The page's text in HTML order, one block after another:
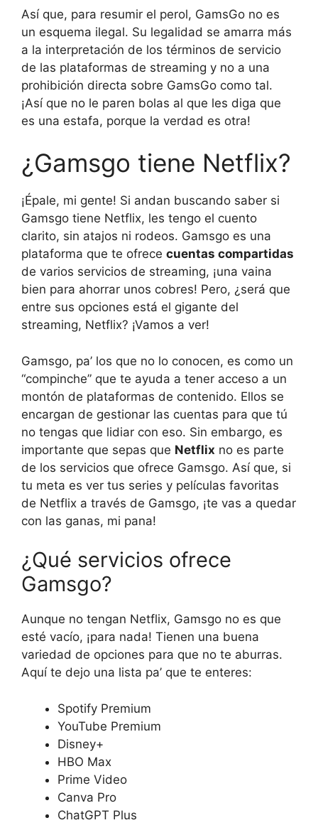
Así que, para resumir el perol, GamsGo no es
un esquema ilegal. Su legalidad se amarra más
a la interpretación de los términos de servicio
de las plataformas de streaming y no a una
prohibición directa sobre GamsGo como tal.
¡Así que no le paren bolas al que les diga que
es una estafa, porque la verdad es otra!
¿Gamsgo tiene Netflix?
¡Épale, mi gente! Si andan buscando saber si
Gamsgo tiene Netflix, les tengo el cuento
clarito, sin atajos ni rodeos. Gamsgo es una
plataforma que te ofrece cuentas compartidas
de varios servicios de streaming, ¡una vaina
bien para ahorrar unos cobres! Pero, ¿será que
entre sus opciones está el gigante del
streaming, Netflix? ¡Vamos a ver!
Gamsgo, pa’ los que no lo conocen, es como un
“compinche” que te ayuda a tener acceso a un
montón de plataformas de contenido. Ellos se
encargan de gestionar las cuentas para que tú
no tengas que lidiar con eso. Sin embargo, es
importante que sepas que Netflix no es parte
de los servicios que ofrece Gamsgo. Así que, si
tu meta es ver tus series y películas favoritas
de Netflix a través de Gamsgo, ¡te vas a quedar
con las ganas, mi pana!
¿Qué servicios ofrece
Gamsgo?
Aunque no tengan Netflix, Gamsgo no es que
esté vacío, ¡para nada! Tienen una buena
variedad de opciones para que no te aburras.
Aquí te dejo una lista pa’ que te enteres:
Spotify Premium
YouTube Premium
Disney+
HBO Max
Prime Video
Canva Pro
ChatGPT Plus